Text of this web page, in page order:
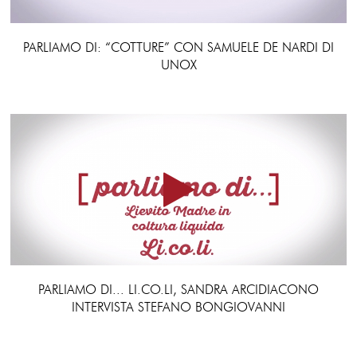
PARLIAMO DI: “COTTURE” CON SAMUELE DE NARDI DI
UNOX
PARLIAMO DI... LI.CO.LI, SANDRA ARCIDIACONO
INTERVISTA STEFANO BONGIOVANNI